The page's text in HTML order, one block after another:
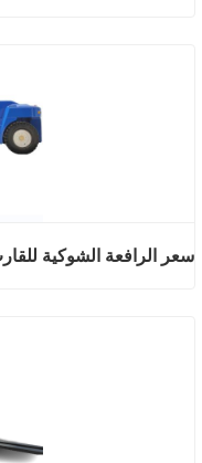
سعر الرافعة الشوكية